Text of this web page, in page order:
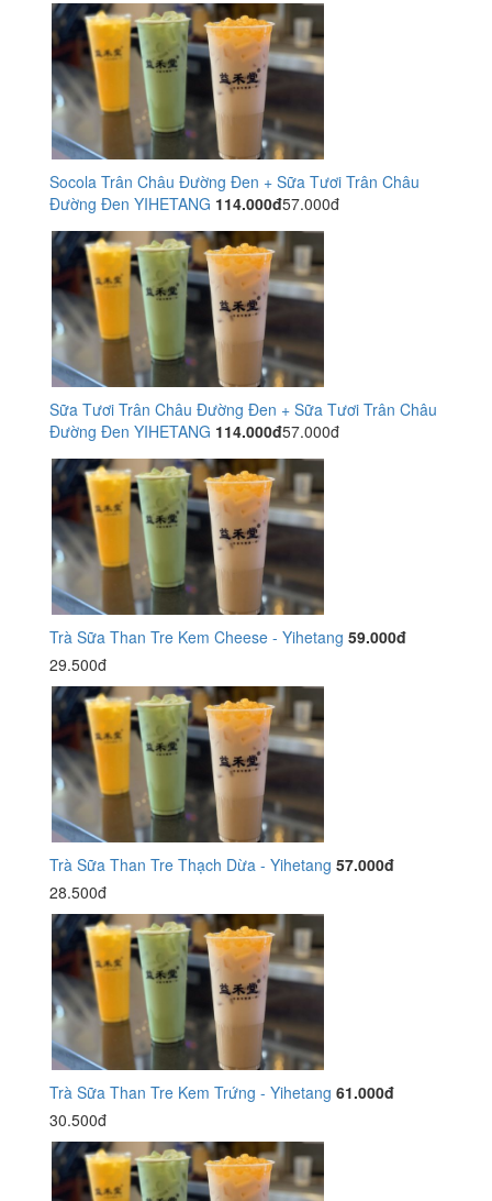
Socola Trân Châu Đường Đen + Sữa Tươi Trân Châu
Đường Đen YIHETANG 114.000đ57.000đ
Sữa Tươi Trân Châu Đường Đen + Sữa Tươi Trân Châu
Đường Đen YIHETANG 114.000đ57.000đ
Trà Sữa Than Tre Kem Cheese - Yihetang 59.000đ
29.500đ
Trà Sữa Than Tre Thạch Dừa - Yihetang 57.000đ
28.500đ
Trà Sữa Than Tre Kem Trứng - Yihetang 61.000đ
30.500đ